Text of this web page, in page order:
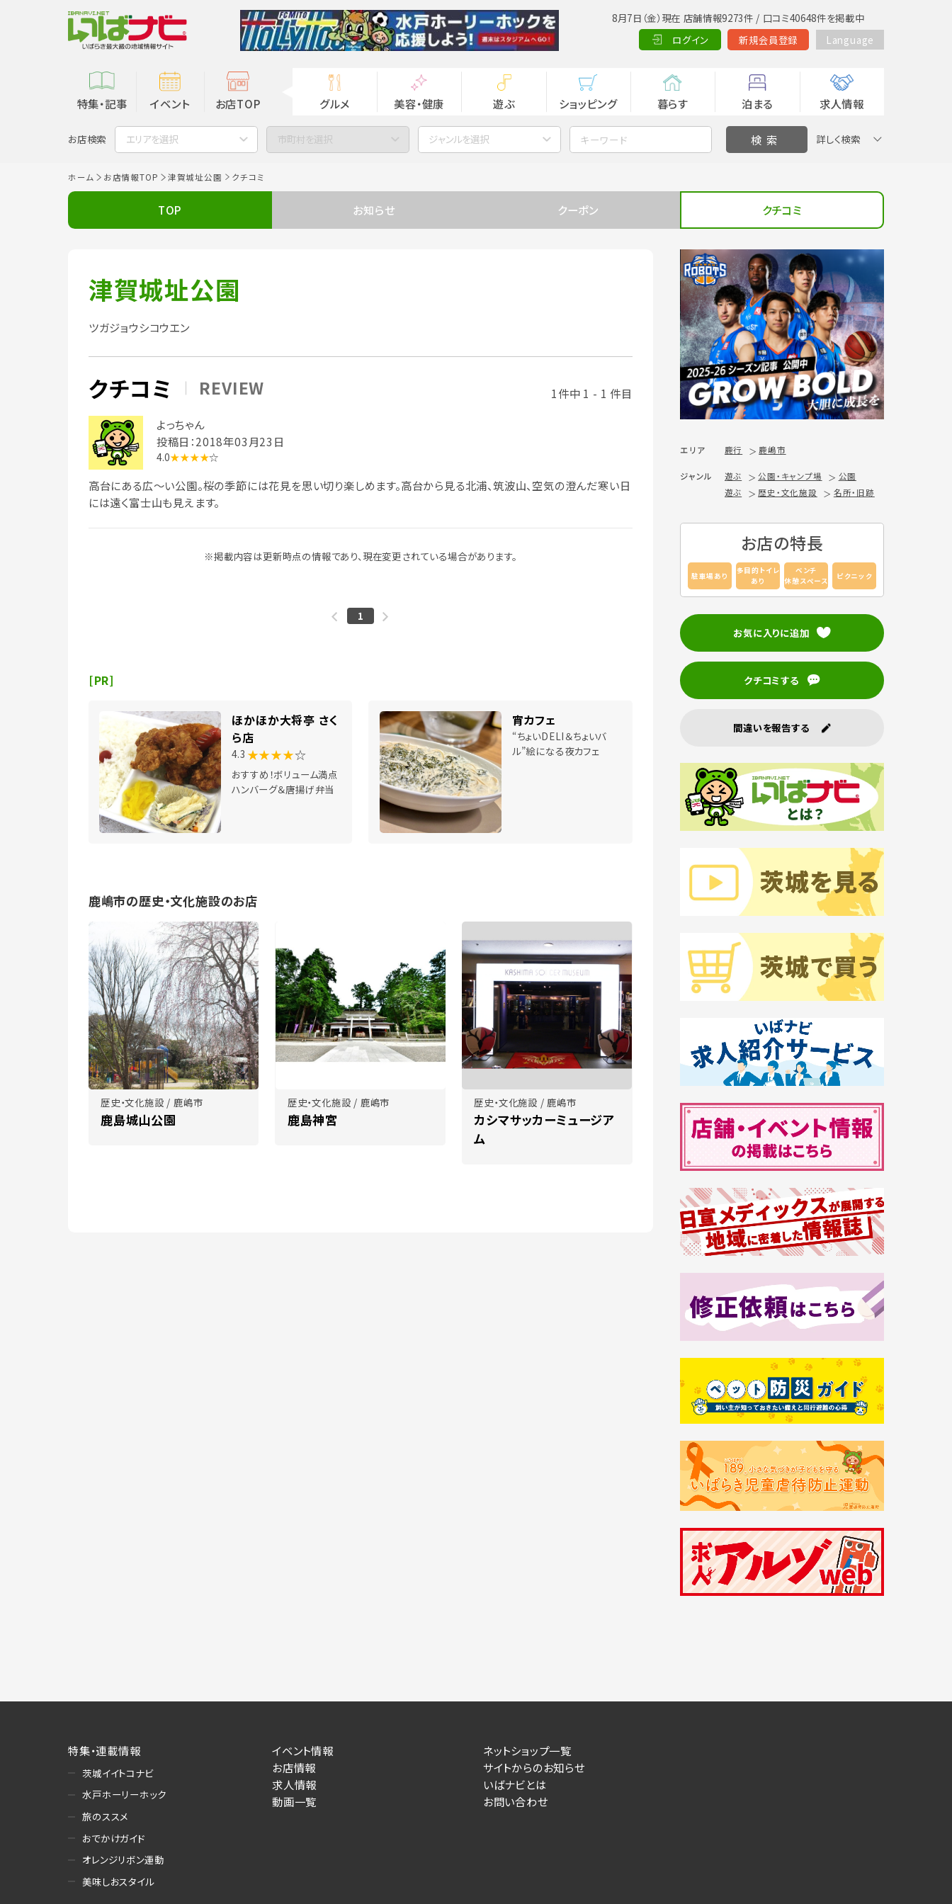
8月7日（金）現在 店舗情報9273件 / 口コミ40648件を掲載中
ログイン
新規会員登録 Language
特集・記事 イベント お店TOP グルメ 美容・健康 遊ぶ ショッピング 暮らす 泊まる 求人情報
お店検索 エリアを選択 市町村を選択 ジャンルを選択 詳しく検索
ホーム お店情報TOP 津賀城址公園 クチコミ
TOP お知らせ クーポン クチコミ
津賀城址公園
ツガジョウシコウエン
クチコミ REVIEW
1件中 1 - 1 件目
よっちゃん
投稿日：2018年03月23日
4.0★★★★☆
高台にある広～い公園。桜の季節には花見を思い切り楽しめます。高台から見る北浦、筑波山、空気の澄んだ寒い日
には遠く富士山も見えます。
※掲載内容は更新時点の情報であり、現在変更されている場合があります。
1
[PR]
ほかほか大将亭 さく
ら店
4.3 ★★★★☆
おすすめ！ボリューム満点
ハンバーグ＆唐揚げ弁当
宵カフェ
“ちょいDELI＆ちょいバ
ル”絵になる夜カフェ
鹿嶋市の歴史・文化施設のお店
歴史・文化施設 / 鹿嶋市
鹿島城山公園
歴史・文化施設 / 鹿嶋市
鹿島神宮
歴史・文化施設 / 鹿嶋市
カシマサッカーミュージア
ム
エリア 鹿行 鹿嶋市
ジャンル 遊ぶ 公園・キャンプ場
公園
遊ぶ
歴史・文化施設 名所・旧跡
お店の特長
駐車場あり
多目的トイレ
あり
ベンチ
休憩スペース
ピクニック
お気に入りに追加
クチコミする
間違いを報告する
特集・連載情報
茨城イイトコナビ
水戸ホーリーホック
旅のススメ
おでかけガイド
オレンジリボン運動
美味しおスタイル
イベント情報
お店情報
求人情報
動画一覧
ネットショップ一覧
サイトからのお知らせ
いばナビとは
お問い合わせ